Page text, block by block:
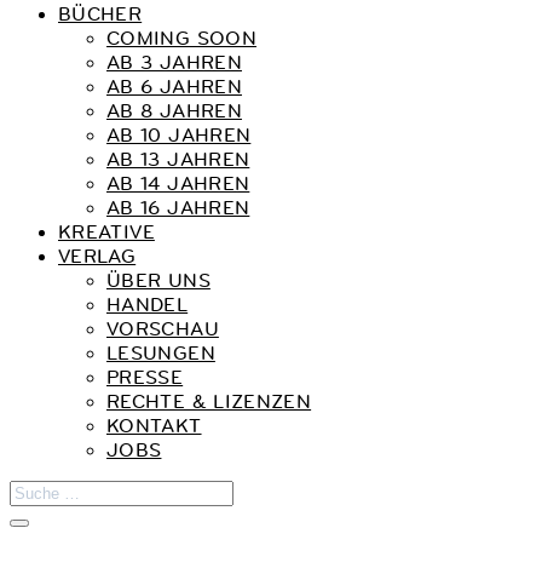
BÜCHER
COMING SOON
AB 3 JAHREN
AB 6 JAHREN
AB 8 JAHREN
AB 10 JAHREN
AB 13 JAHREN
AB 14 JAHREN
AB 16 JAHREN
KREATIVE
VERLAG
ÜBER UNS
HANDEL
VORSCHAU
LESUNGEN
PRESSE
RECHTE & LIZENZEN
KONTAKT
JOBS